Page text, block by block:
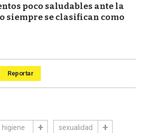
poco saludables ante la
siempre se clasifican como
Reportar
higiene sexualidad